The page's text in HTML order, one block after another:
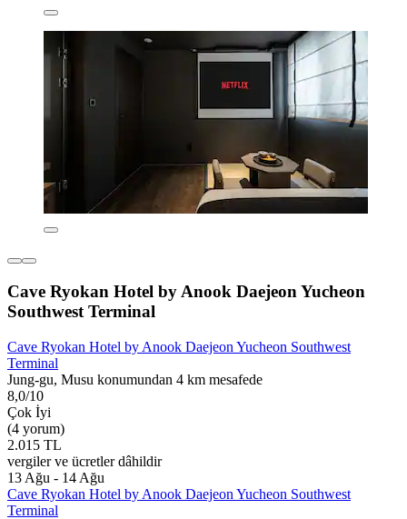
Cave Ryokan Hotel by Anook Daejeon Yucheon
Southwest Terminal
Cave Ryokan Hotel by Anook Daejeon Yucheon Southwest
Terminal
Jung-gu, Musu konumundan 4 km mesafede
8,0/10
Çok İyi
(4 yorum)
2.015 TL
vergiler ve ücretler dâhildir
13 Ağu - 14 Ağu
Cave Ryokan Hotel by Anook Daejeon Yucheon Southwest
Terminal